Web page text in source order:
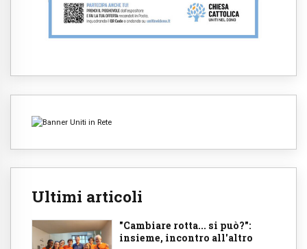
Ultimi articoli
"Cambiare rotta... si può?":
insieme, incontro all'altro